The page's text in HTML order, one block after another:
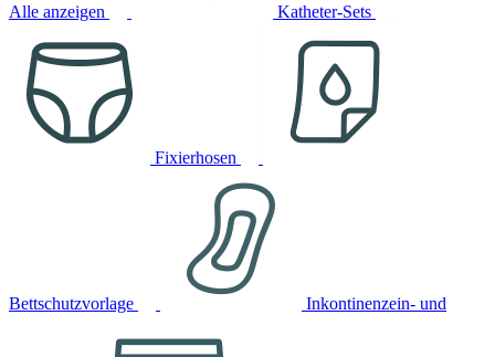
Alle anzeigen Katheter-Sets
Fixierhosen
Bettschutzvorlage Inkontinenzein- und